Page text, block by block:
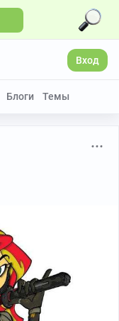
Вход
Блоги Темы